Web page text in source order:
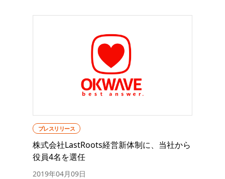
プレスリリース
株式会社LastRoots経営新体制に、当社から
役員4名を選任
2019年04月09日